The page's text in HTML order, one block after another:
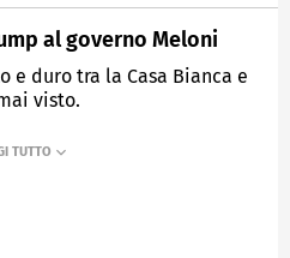
al governo Meloni
e duro tra la Casa Bianca e
visto.